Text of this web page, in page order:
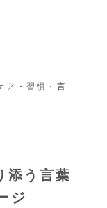
ア・習慣・言
添う言葉
ジ